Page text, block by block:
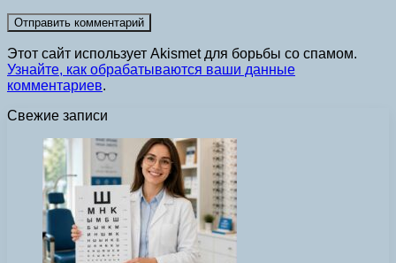
Этот сайт использует Akismet для борьбы со спамом.
Узнайте, как обрабатываются ваши данные
комментариев.
Свежие записи